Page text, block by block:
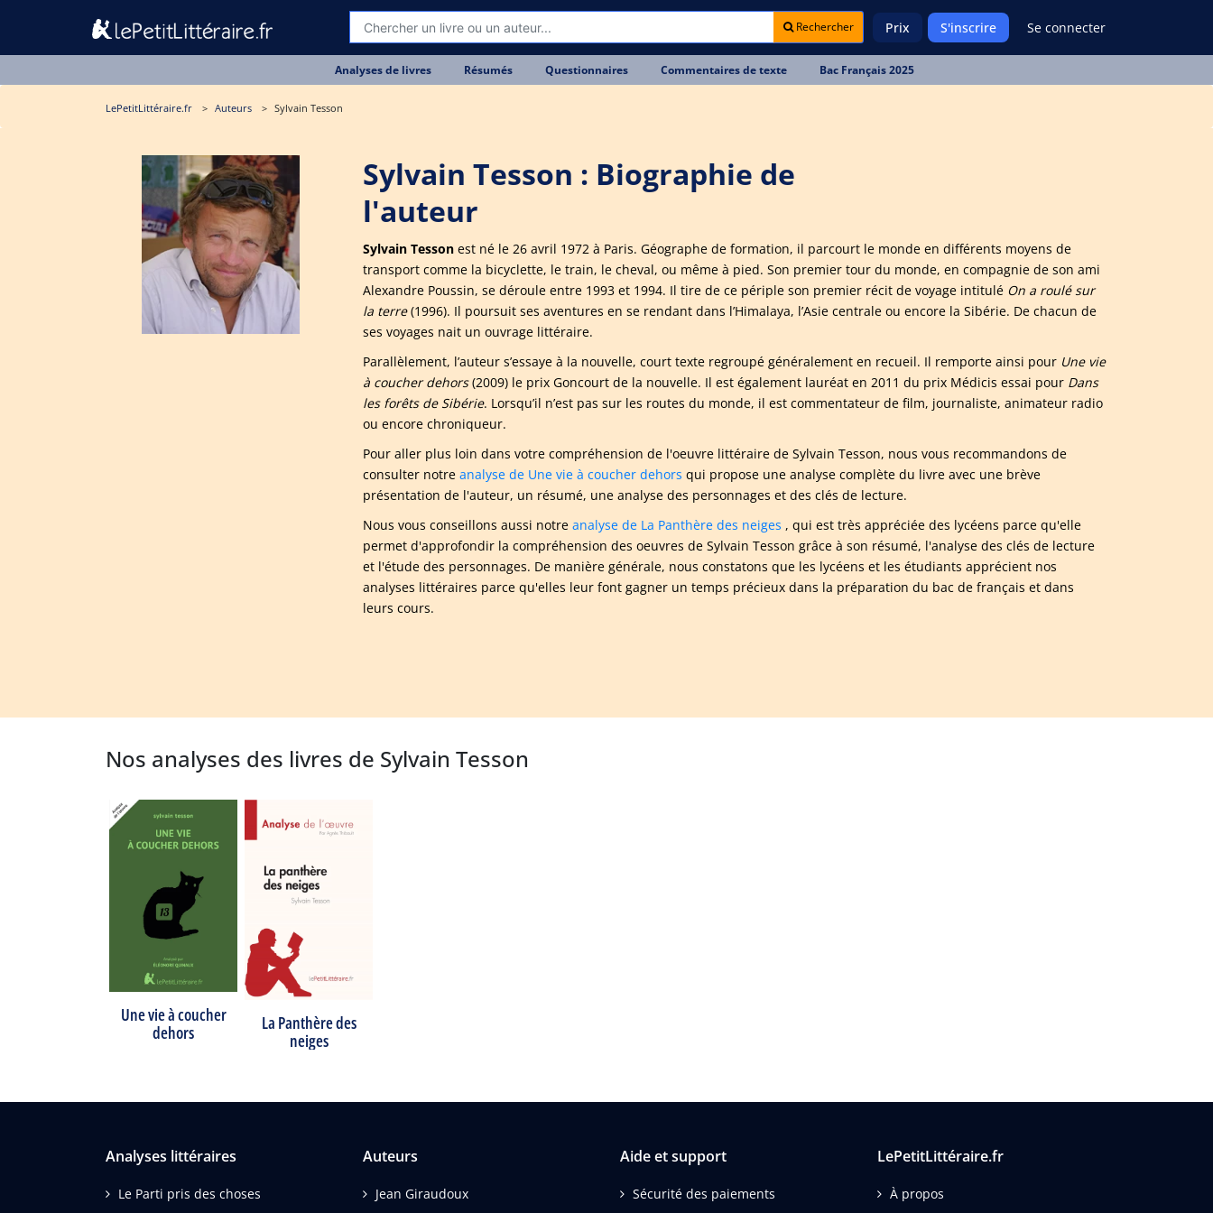
Rechercher Prix S'inscrire Se connecter
Analyses de livres Résumés Questionnaires Commentaires de texte Bac Français 2025
LePetitLittéraire.fr Auteurs Sylvain Tesson
Sylvain Tesson : Biographie de
l'auteur
Sylvain Tesson est né le 26 avril 1972 à Paris. Géographe de formation, il parcourt le monde en différents moyens de
transport comme la bicyclette, le train, le cheval, ou même à pied. Son premier tour du monde, en compagnie de son ami
Alexandre Poussin, se déroule entre 1993 et 1994. Il tire de ce périple son premier récit de voyage intitulé On a roulé sur
la terre(1996). Il poursuit ses aventures en se rendant dans l’Himalaya, l’Asie centrale ou encore la Sibérie. De chacun de
ses voyages nait un ouvrage littéraire.
Parallèlement, l’auteur s’essaye à la nouvelle, court texte regroupé généralement en recueil. Il remporte ainsi pour Une vie
à coucher dehors(2009) le prix Goncourt de la nouvelle. Il est également lauréat en 2011 du prix Médicis essai pour Dans
les forêts de Sibérie. Lorsqu’il n’est pas sur les routes du monde, il est commentateur de film, journaliste, animateur radio
ou encore chroniqueur.
Pour aller plus loin dans votre compréhension de l'oeuvre littéraire de Sylvain Tesson, nous vous recommandons de
consulter notre analyse de Une vie à coucher dehors qui propose une analyse complète du livre avec une brève
présentation de l'auteur, un résumé, une analyse des personnages et des clés de lecture.
Nous vous conseillons aussi notre analyse de La Panthère des neiges , qui est très appréciée des lycéens parce qu'elle
permet d'approfondir la compréhension des oeuvres de Sylvain Tesson grâce à son résumé, l'analyse des clés de lecture
et l'étude des personnages. De manière générale, nous constatons que les lycéens et les étudiants apprécient nos
analyses littéraires parce qu'elles leur font gagner un temps précieux dans la préparation du bac de français et dans
leurs cours.
Nos analyses des livres de Sylvain Tesson
Une vie à coucher
dehors
La Panthère des
neiges
Analyses littéraires
Le Parti pris des choses
Auteurs
Jean Giraudoux
Aide et support
Sécurité des paiements
LePetitLittéraire.fr
À propos